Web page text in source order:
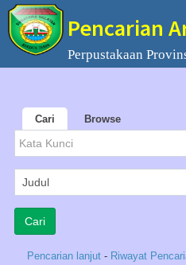
Pencarian
Perpustakaan
Cari Browse
Pencarian lanjut - Riwayat